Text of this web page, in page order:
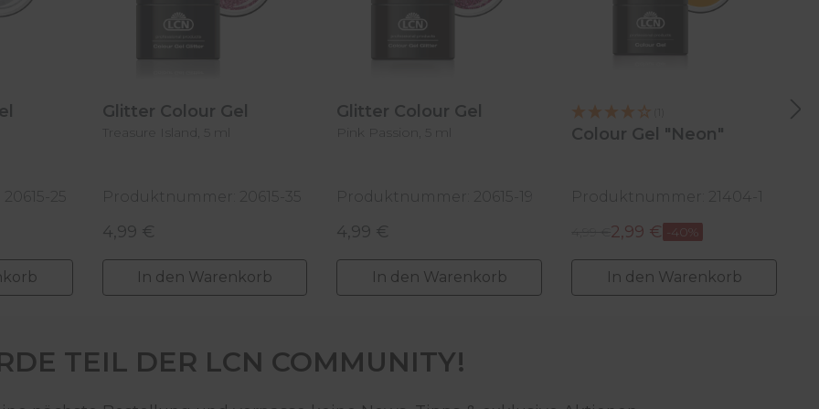
25
Glitter Colour Gel
Treasure Island, 5 ml
Produktnummer: 20615-35
Regulärer Preis:
4,99 €
In den Warenkorb
Glitter Colour Gel
Pink Passion, 5 ml
Produktnummer: 20615-19
Regulärer Preis:
4,99 €
In den Warenkorb
Colour Gel "Neon"
Produktnummer: 21404-1
Verkaufspreis:
Regulärer Preis:
2,99 € -40%
In den Warenkorb
TEIL DER LCN COMMUNITY!